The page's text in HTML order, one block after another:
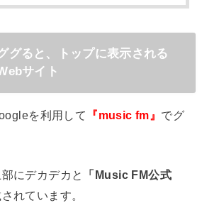
グると、トップに表示される
サイト
を利用して 『music fm』 でグ
にデカデカと
「Music FM公式
れています。